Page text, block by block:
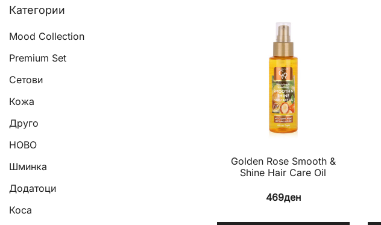
Golden Rose Smooth &
Shine Hair Care Oil
469ден
Категории
Mood Collection
Premium Set
Сетови
Кожа
Друго
НОВО
Шминка
Додатоци
Коса